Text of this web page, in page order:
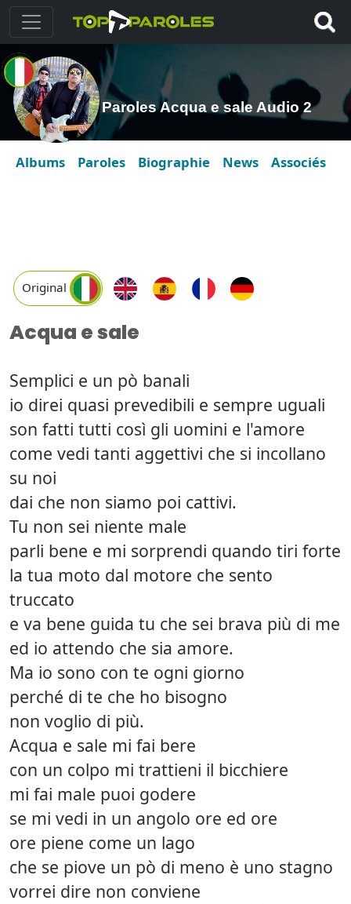
Paroles Acqua e sale Audio 2
Albums Paroles Biographie News Associés
Original
Acqua e sale
Semplici e un pò banali
io direi quasi prevedibili e sempre uguali
son fatti tutti così gli uomini e l'amore
come vedi tanti aggettivi che si incollano
su noi
dai che non siamo poi cattivi.
Tu non sei niente male
parli bene e mi sorprendi quando tiri forte
la tua moto dal motore che sento
truccato
e va bene guida tu che sei brava più di me
ed io attendo che sia amore.
Ma io sono con te ogni giorno
perché di te che ho bisogno
non voglio di più.
Acqua e sale mi fai bere
con un colpo mi trattieni il bicchiere
mi fai male puoi godere
se mi vedi in un angolo ore ed ore
ore piene come un lago
che se piove un pò di meno è uno stagno
vorrei dire non conviene